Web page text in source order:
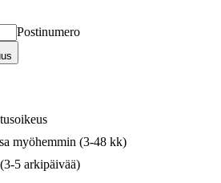
Postinumero
myöhemmin (3-48 kk)
5 arkipäivää)